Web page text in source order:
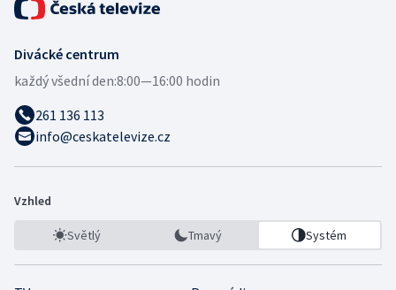
Divácké centrum
každý všední den:8:00—16:00 hodin
261 136 113
info@ceskatelevize.cz
Vzhled
Světlý Tmavý Systém